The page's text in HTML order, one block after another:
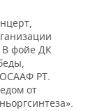
В фойе ДК
РТ.
от